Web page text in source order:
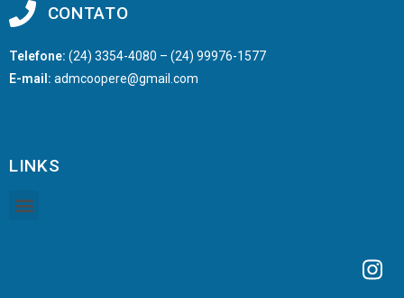
CONTATO
Telefone: (24) 3354-4080 – (24) 99976-1577
E-mail: admcoopere@gmail.com
LINKS